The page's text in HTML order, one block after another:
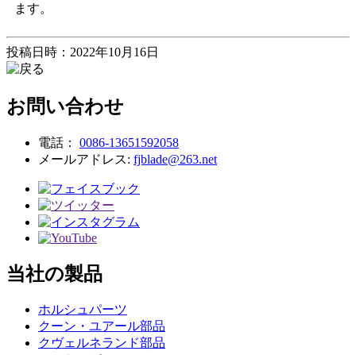
ます。
投稿日時：2022年10月16日
お問い合わせ
電話：
0086-13651592058
メールアドレス: fjblade@263.net
当社の製品
ホルシュパーツ
クーン・ユアール部品
クヴェルネランド部品